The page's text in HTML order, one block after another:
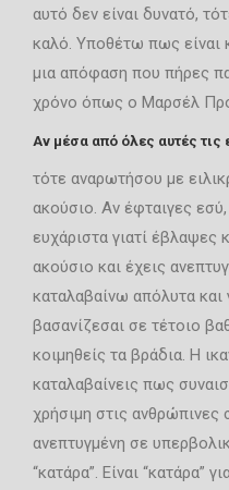
αυτό δεν είναι δυνατό,
καλό. Υποθέτω πως είναι
μια απόφαση που πήρες
χρόνο όπως ο Μαρσέλ
Αν μέσα από όλες αυτές
τότε αναρωτήσου με
ακούσιο. Αν έφταιγες
ευχάριστα γιατί
ακούσιο και έχεις
καταλαβαίνω απόλυτα
βασανίζεσαι σε τέτοιο
κοιμηθείς τα βράδια. Η
καταλαβαίνεις πως
χρήσιμη στις ανθρώπινες
ανεπτυγμένη σε
“κατάρα”. Είναι “κατάρα”